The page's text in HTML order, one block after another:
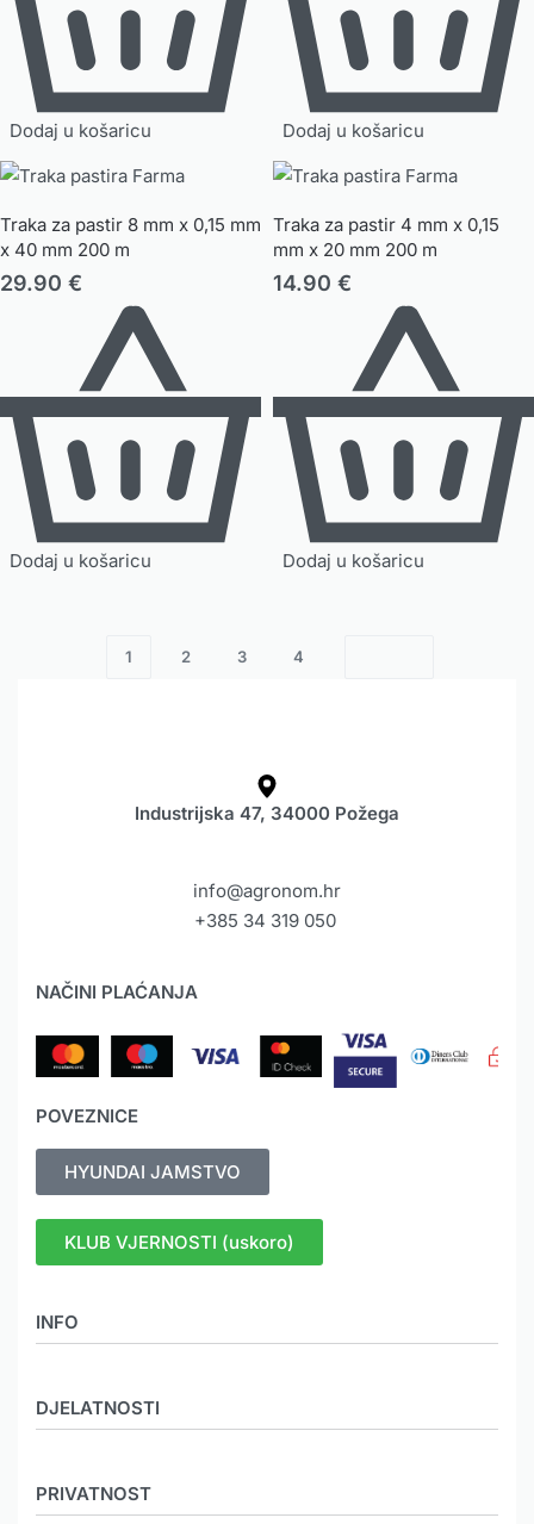
Dodaj u košaricu Dodaj u košaricu
Traka za pastir 8 mm x 0,15 mm
x 40 mm 200 m
29.90 €
Dodaj u košaricu
Traka za pastir 4 mm x 0,15
mm x 20 mm 200 m
14.90 €
Dodaj u košaricu
1 2 3 4
Industrijska 47, 34000 Požega
info@agronom.hr
+385 34 319 050
DJELATNOSTI
KOOPERACIJA
PRIVATNOST
INFO
Novosti
Galerija
Karijera
NAČINI PLAĆANJA
POVEZNICE
HYUNDAI JAMSTVO
KLUB VJERNOSTI (uskoro)